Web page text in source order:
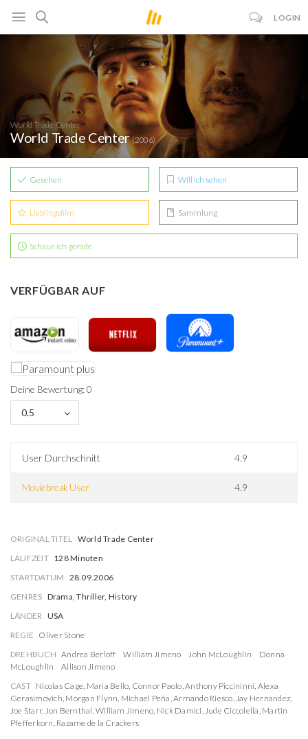
LOGIN
World Trade Center
World Trade Center(2006)
Gesehen Will ich sehen
Lieblingsfilm Sammlung
Schaue ich gerade
VERFÜGBAR AUF
Deine Bewertung: 0
0.5
User Durchschnitt 4.9
Moviebreak User 4.9
ORIGINAL TITEL
World Trade Center
LAUFZEIT 128 Minuten
STARTDATUM 28.09.2006
GENRES Drama, Thriller, History
LÄNDER USA
REGIE Oliver Stone
DREHBUCH Andrea Berloff William Jimeno John McLoughlin
Donna
McLoughlin
Allison Jimeno
CAST Nicolas Cage Maria Bello Connor Paolo ,Anthony Piccininni Alexa
Gerasimovich Morgan Flynn Michael Peña ,Armando Riesco Jay Hernandez
Joe Starr, Jon Bernthal ,William Jimeno Nick Damici Jude Ciccolella Martin
Pfefferkorn Razame de la Crackers